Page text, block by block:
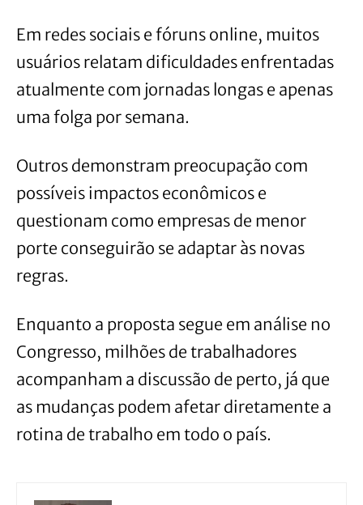
Em redes sociais e fóruns online, muitos
usuários relatam dificuldades enfrentadas
atualmente com jornadas longas e apenas
uma folga por semana.
Outros demonstram preocupação com
possíveis impactos econômicos e
questionam como empresas de menor
porte conseguirão se adaptar às novas
regras.
Enquanto a proposta segue em análise no
Congresso, milhões de trabalhadores
acompanham a discussão de perto, já que
as mudanças podem afetar diretamente a
rotina de trabalho em todo o país.